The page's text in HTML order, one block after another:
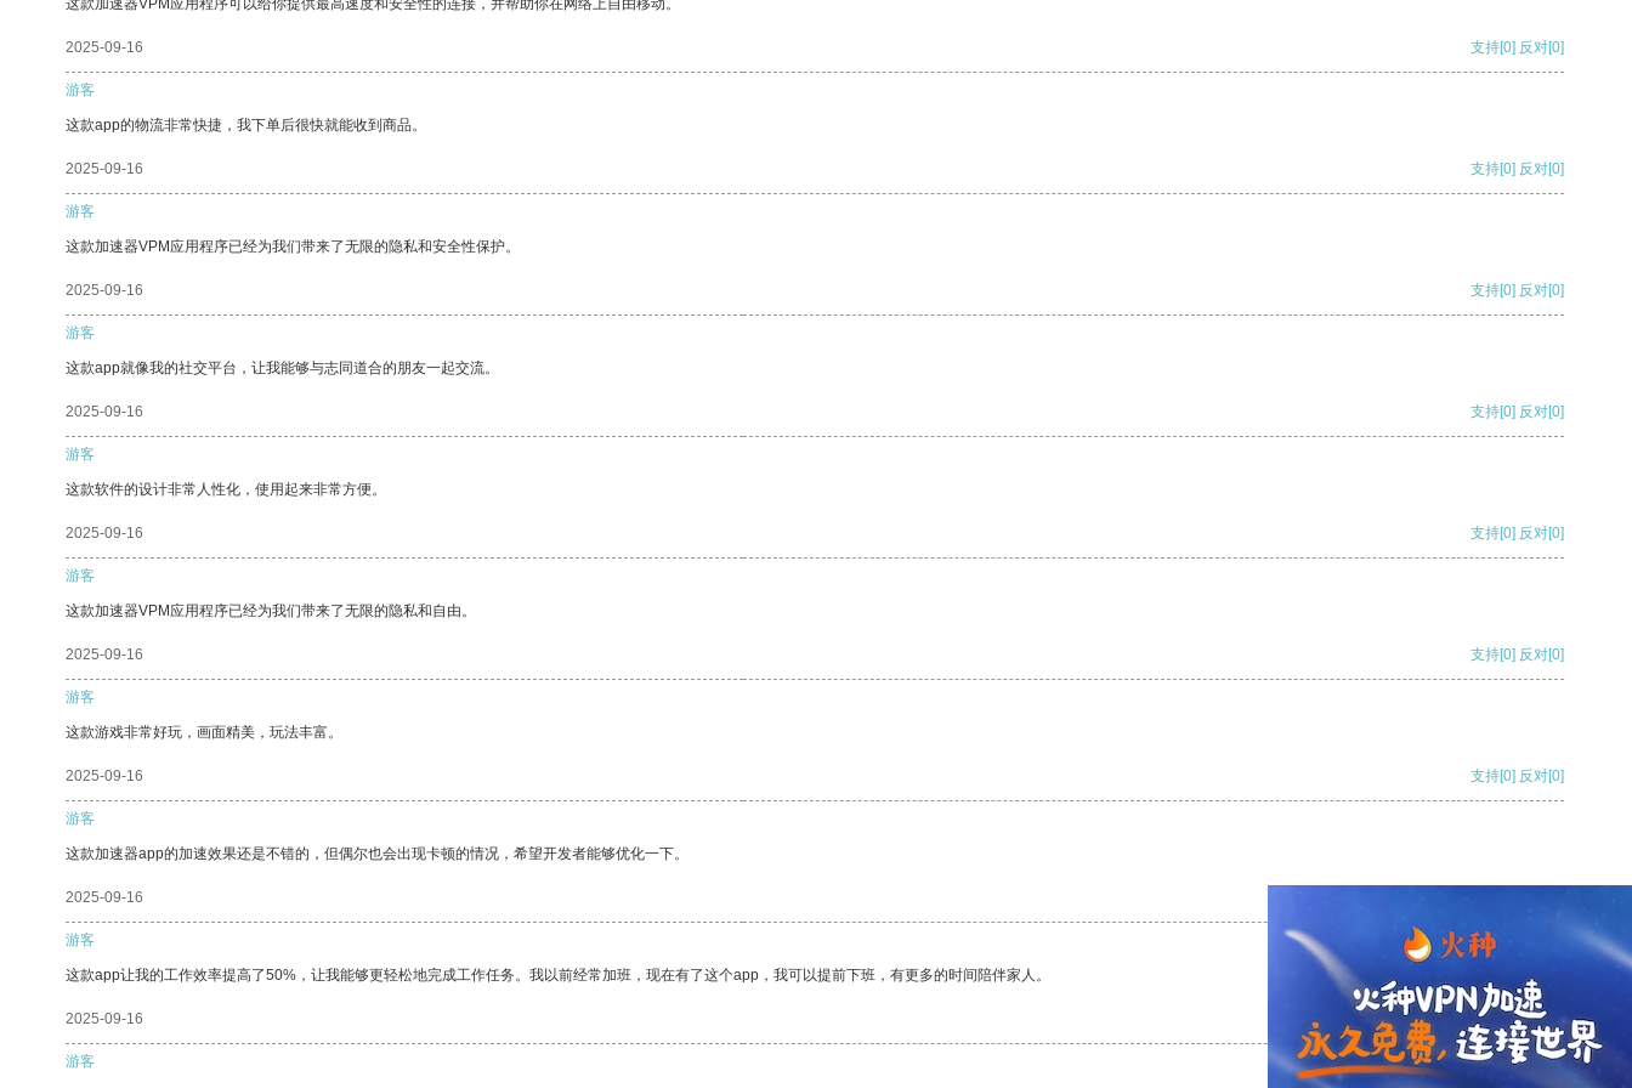
这款加速器VPM应用程序可以给你提供最高速度和安全性的连接，并帮助你在网络上自由移动。
2025-09-16 支持[0] 反对[0]
游客
这款app的物流非常快捷，我下单后很快就能收到商品。
2025-09-16 支持[0] 反对[0]
游客
这款加速器VPM应用程序已经为我们带来了无限的隐私和安全性保护。
2025-09-16 支持[0] 反对[0]
游客
这款app就像我的社交平台，让我能够与志同道合的朋友一起交流。
2025-09-16 支持[0] 反对[0]
游客
这款软件的设计非常人性化，使用起来非常方便。
2025-09-16 支持[0] 反对[0]
游客
这款加速器VPM应用程序已经为我们带来了无限的隐私和自由。
2025-09-16 支持[0] 反对[0]
游客
这款游戏非常好玩，画面精美，玩法丰富。
2025-09-16 支持[0] 反对[0]
游客
这款加速器app的加速效果还是不错的，但偶尔也会出现卡顿的情况，希望开发者能够优化一下。
2025-09-16
游客
这款app让我的工作效率提高了50%，让我能够更轻松地完成工作任务。我以前经常加班，现在有了这个app，我可以提前下班，有更多的时间陪伴家人。
2025-09-16 支持 [0] 反对 [0]
游客